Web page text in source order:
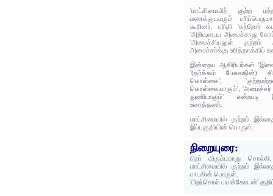
'மாட்சிமையிற் குற்ற
மணக்குடவரும்
கூறினர். பரிதி 'கற்றோர்
'அறிவுடைய அமைச்சரது
'அமைச்சியலுள் குற்றம்
அமைச்சர்க்கு உரித்தாக்கிப்
இன்றைய ஆசிரியர்கள்
'(தர்க்கம் பேசுவதின்)
கொள்கை',
கொள்கையாகும்', 'அமைச்சர்
துணிபாகும்' என்றபடி
உரைத்தனர்.
மாட்சிமையில் குற்றம்
இப்பகுதியின் பொருள்.
நிறையுரை:
பிறர் விரும்புமாறு
மாட்சிமையில் குற்றம்
பாடலின் பொருள்.
'பிறர்சொல் பயன்கோடன்'